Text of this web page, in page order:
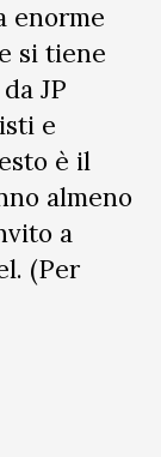
enorme
si tiene
JP
e
è il
almeno
a
(Per